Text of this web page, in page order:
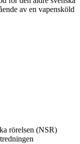
av en vapensköld
rörelsen (NSR)